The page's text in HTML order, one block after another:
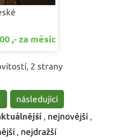
,- za měsíc
2 strany
následující
, nejnovější ,
, nejdražší